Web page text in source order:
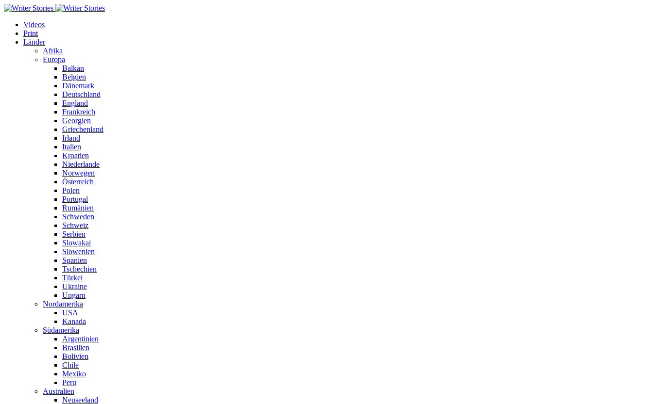
Videos
Print
Länder
Afrika
Europa
Balkan
Belgien
Dänemark
Deutschland
England
Frankreich
Georgien
Griechenland
Irland
Italien
Kroatien
Niederlande
Norwegen
Österreich
Polen
Portugal
Rumänien
Schweden
Schweiz
Serbien
Slowakai
Slowenien
Spanien
Tschechien
Türkei
Ukraine
Ungarn
Nordamerika
USA
Kanada
Südamerika
Argentinien
Brasilien
Bolivien
Chile
Mexiko
Peru
Australien
Neuseeland